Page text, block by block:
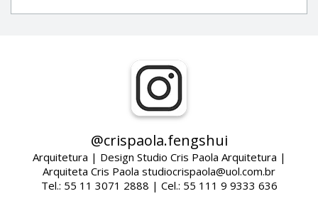
@crispaola.fengshui
Arquitetura | Design Studio Cris Paola Arquitetura |
Arquiteta Cris Paola studiocrispaola@uol.com.br
Tel.: 55 11 3071 2888 | Cel.: 55 111 9 9333 636